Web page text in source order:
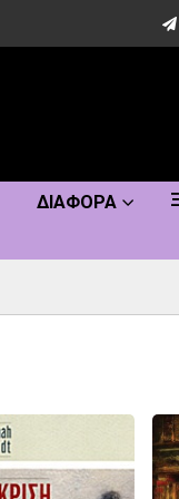
ΔΙΆΦΟΡΑ